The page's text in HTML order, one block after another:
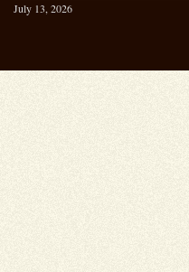
July 13, 2026